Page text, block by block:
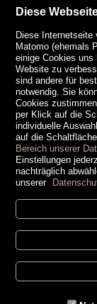
Diese
Diese Internetseite
Matomo (ehemals
einige Cookies
Website zu
sind andere für
notwendig. Sie
Cookies
per Klick auf die
individuelle
auf die
Bereich unserer
Einstellungen
nachträglich
unserer